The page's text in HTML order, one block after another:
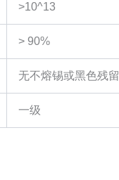
>10^13
> 90%
无不熔锡或黑色残留
一级